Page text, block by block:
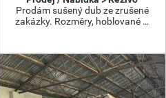
Prodám sušený dub ze zrušené
zakázky. Rozměry, hoblované …